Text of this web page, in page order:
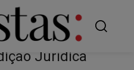
Jurídica